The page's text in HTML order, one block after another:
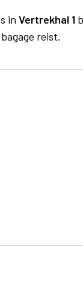
in Vertrekhal 1
reist.